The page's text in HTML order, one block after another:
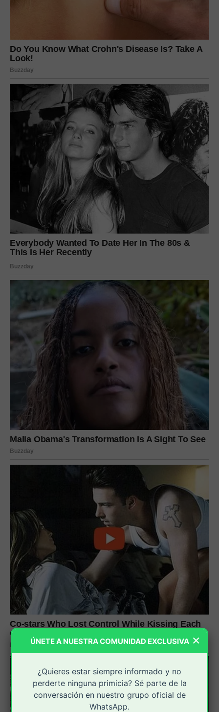
×
ÚNETE A NUESTRA COMUNIDAD EXCLUSIVA
¿Quieres estar siempre informado y no
perderte ninguna primicia? Sé parte de la
conversación en nuestro grupo oficial de
WhatsApp.